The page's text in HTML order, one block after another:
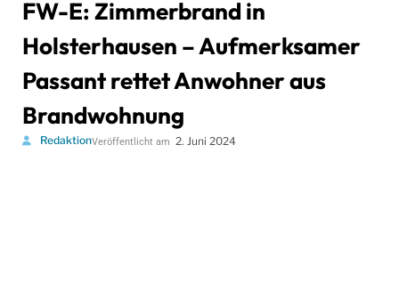
FW-E: Zimmerbrand in
Holsterhausen – Aufmerksamer
Passant rettet Anwohner aus
Brandwohnung
RedaktionVeröffentlicht am 2. Juni 2024